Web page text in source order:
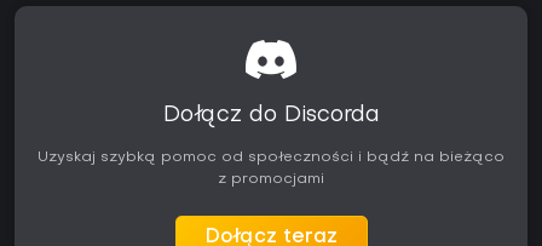
Dołącz do Discorda
Uzyskaj szybką pomoc od społeczności i bądź na bieżąco
z promocjami
Dołącz teraz